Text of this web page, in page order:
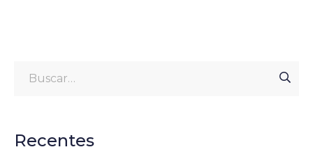
Recentes